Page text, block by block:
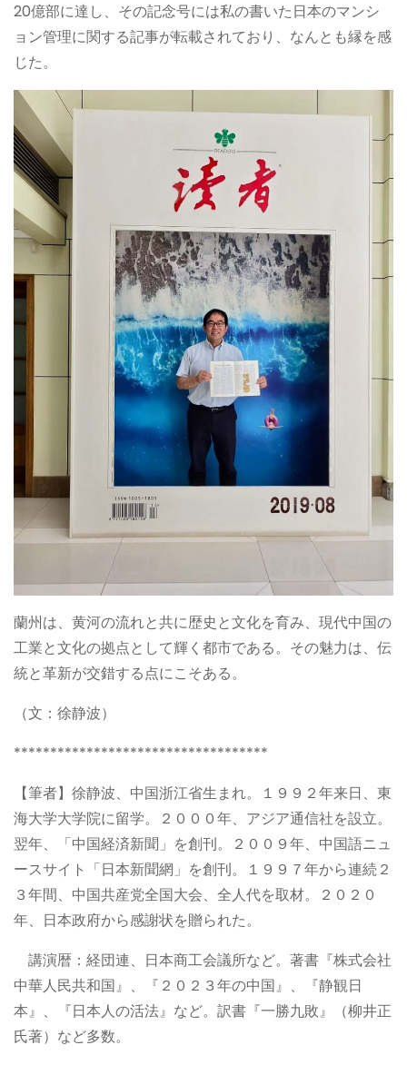
20億部に達し、その記念号には私の書いた日本のマンシ
ョン管理に関する記事が転載されており、なんとも縁を感
じた。
蘭州は、黄河の流れと共に歴史と文化を育み、現代中国の
工業と文化の拠点として輝く都市である。その魅力は、伝
統と革新が交錯する点にこそある。
（文：徐静波）
***********************************
【筆者】徐静波、中国浙江省生まれ。１９９２年来日、東
海大学大学院に留学。２０００年、アジア通信社を設立。
翌年、「中国経済新聞」を創刊。２００９年、中国語ニュ
ースサイト「日本新聞網」を創刊。１９９７年から連続２
３年間、中国共産党全国大会、全人代を取材。２０２０
年、日本政府から感謝状を贈られた。
講演暦：経団連、日本商工会議所など。著書『株式会社
中華人民共和国』、『２０２３年の中国』、『静観日
本』、『日本人の活法』など。訳書『一勝九敗』（柳井正
氏著）など多数。